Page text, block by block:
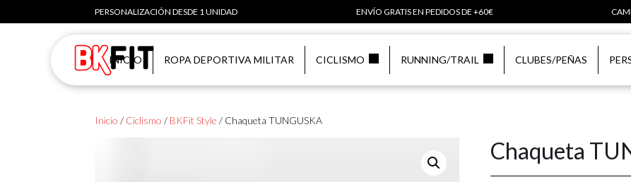
PERSONALIZACIÓN DESDE 1 UNIDAD ENVÍO GRATIS EN PEDIDOS DE +60€
INICIO ROPA DEPORTIVA MILITAR CICLISMO RUNNING/TRAIL CLUBES/PEÑAS
Inicio / Ciclismo / BKFit Style / Chaqueta TUNGUSKA
Chaqueta